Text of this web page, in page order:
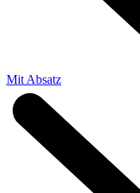
Mit Absatz